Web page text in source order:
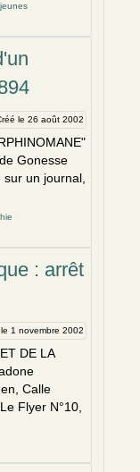
le 26 août 2002
Gonesse
un journal,
: arrêt
1 novembre 2002
DE LA
en , Calle
Flyer N°10,